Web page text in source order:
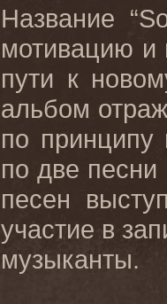
Название
мотивацию и
пути к
альбом
по принципу
по две
песен
участие в
музыканты.